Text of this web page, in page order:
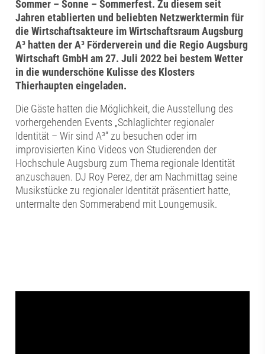
Sommer – Sonne – Sommerfest. Zu diesem seit
Jahren etablierten und beliebten Netzwerktermin für
die Wirtschaftsakteure im Wirtschaftsraum Augsburg
A³ hatten der A³ Förderverein und die Regio Augsburg
Wirtschaft GmbH am 27. Juli 2022 bei bestem Wetter
in die wunderschöne Kulisse des Klosters
Thierhaupten eingeladen.
Die Gäste hatten die Möglichkeit, die Ausstellung des
vorhergehenden Events „Schlaglichter regionaler
Identität – Wir sind A³“ zu besuchen oder im
improvisierten Kino Videos von Studierenden der
Hochschule Augsburg zum Thema regionale Identität
anzuschauen. DJ Roy Perez, der am Nachmittag seine
Musikstücke zu regionaler Identität präsentiert hatte,
untermalte den Sommerabend mit Loungemusik.